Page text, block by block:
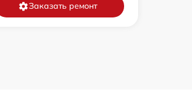
Заказать ремонт